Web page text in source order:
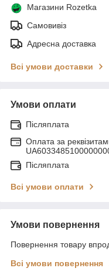
Магазини Rozetka
Самовивіз
Адресна доставка
Всі умови доставки
Умови оплати
Післяплата
Оплата за
Післяплата
Всі умови оплати
Умови повернення
Повернення товару
Всі умови повернення